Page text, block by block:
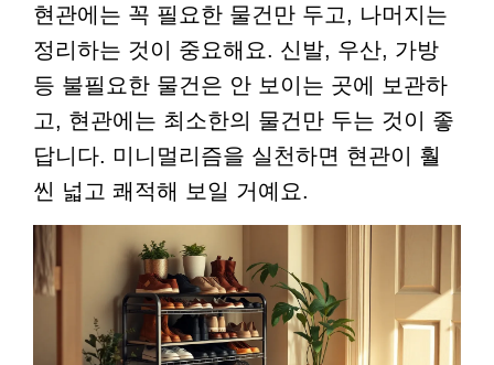
현관에는 꼭 필요한 물건만 두고, 나머지는
정리하는 것이 중요해요. 신발, 우산, 가방
등 불필요한 물건은 안 보이는 곳에 보관하
고, 현관에는 최소한의 물건만 두는 것이 좋
답니다. 미니멀리즘을 실천하면 현관이 훨
씬 넓고 쾌적해 보일 거예요.